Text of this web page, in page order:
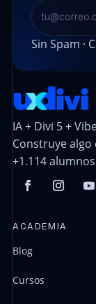
Sin Spam ·
IA + Divi 5 +
Construye
+1.114
ACADEMIA
Blog
Cursos